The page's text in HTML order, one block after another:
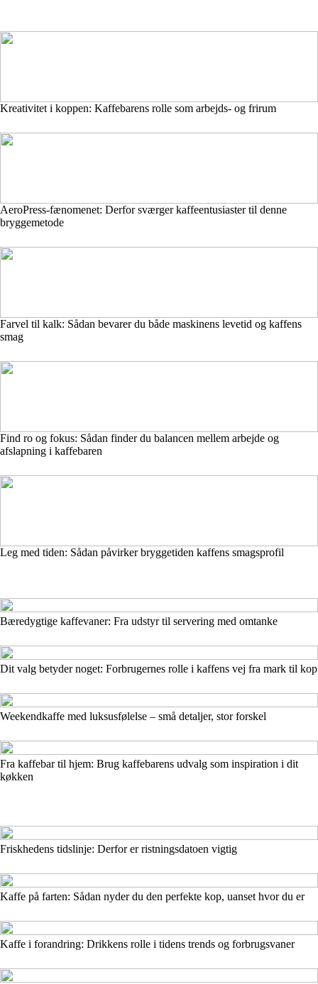
Kreativitet i koppen: Kaffebarens rolle som arbejds- og frirum
AeroPress-fænomenet: Derfor sværger kaffeentusiaster til denne
bryggemetode
Farvel til kalk: Sådan bevarer du både maskinens levetid og kaffens
smag
Find ro og fokus: Sådan finder du balancen mellem arbejde og
afslapning i kaffebaren
Leg med tiden: Sådan påvirker bryggetiden kaffens smagsprofil
Bæredygtige kaffevaner: Fra udstyr til servering med omtanke
Dit valg betyder noget: Forbrugernes rolle i kaffens vej fra mark til kop
Weekendkaffe med luksusfølelse – små detaljer, stor forskel
Fra kaffebar til hjem: Brug kaffebarens udvalg som inspiration i dit
køkken
Friskhedens tidslinje: Derfor er ristningsdatoen vigtig
Kaffe på farten: Sådan nyder du den perfekte kop, uanset hvor du er
Kaffe i forandring: Drikkens rolle i tidens trends og forbrugsvaner